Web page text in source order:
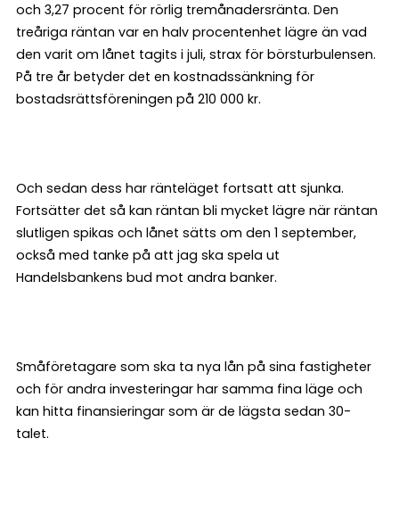
och 3,27 procent för rörlig tremånadersränta. Den
treåriga räntan var en halv procentenhet lägre än vad
den varit om lånet tagits i juli, strax för börsturbulensen.
På tre år betyder det en kostnadssänkning för
bostadsrättsföreningen på 210 000 kr.
Och sedan dess har ränteläget fortsatt att sjunka.
Fortsätter det så kan räntan bli mycket lägre när räntan
slutligen spikas och lånet sätts om den 1 september,
också med tanke på att jag ska spela ut
Handelsbankens bud mot andra banker.
Småföretagare som ska ta nya lån på sina fastigheter
och för andra investeringar har samma fina läge och
kan hitta finansieringar som är de lägsta sedan 30-
talet.